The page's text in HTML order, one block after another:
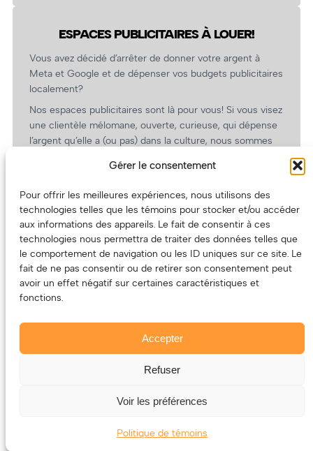
Gérer le consentement
Pour offrir les meilleures expériences, nous utilisons des
technologies telles que les témoins pour stocker et/ou accéder
aux informations des appareils. Le fait de consentir à ces
technologies nous permettra de traiter des données telles que
le comportement de navigation ou les ID uniques sur ce site. Le
fait de ne pas consentir ou de retirer son consentement peut
avoir un effet négatif sur certaines caractéristiques et
fonctions.
Accepter
Refuser
Voir les préférences
Politique de témoins
ESPACES PUBLICITAIRES À LOUER!
Vous avez décidé d’arrêter de donner votre argent à
Meta et Google et de dépenser vos budgets publicitaires
localement?
Nos espaces publicitaires sont là pour vous! Si vous visez
une clientèle mélomane, ouverte, curieuse, qui dépense
l’argent qu’elle a (ou pas) dans la culture, nous sommes
revient.
(Oui, on va avoir des tarifs spéciaux pour vous, les
artistes!)
Le contenu (texte et photos) appartient à ses créatrices et